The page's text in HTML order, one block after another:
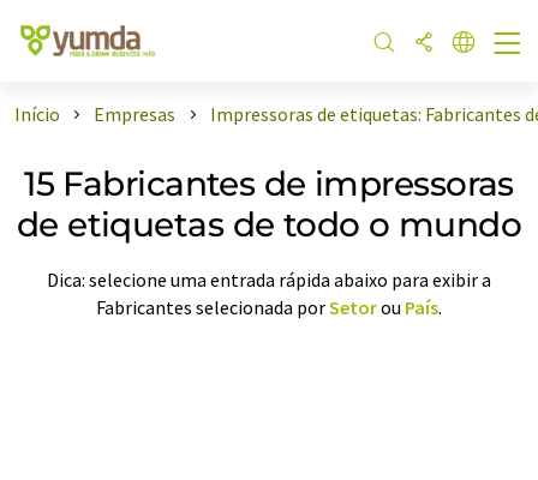
Início Empresas Impressoras de etiquetas: Fabricantes
15 Fabricantes de impressoras
de etiquetas de todo o mundo
Dica: selecione uma entrada rápida abaixo para exibir a
Fabricantes selecionada porSetorou País.